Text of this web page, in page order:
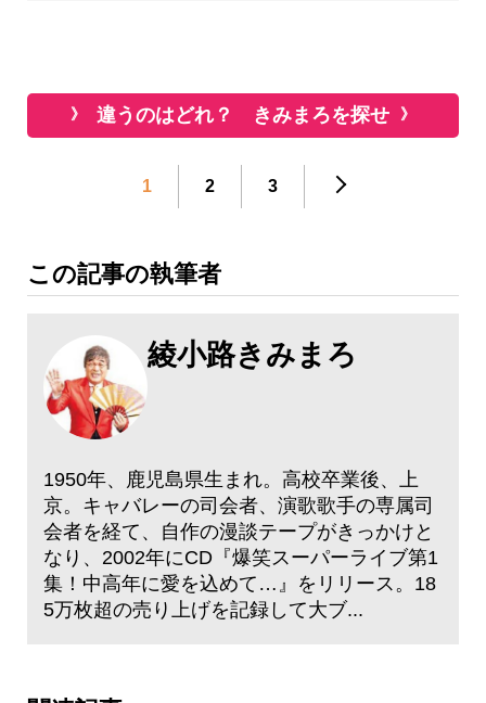
違うのはどれ？ きみまろを探せ
1 2 3
この記事の執筆者
綾小路きみまろ
1950年、鹿児島県生まれ。高校卒業後、上
京。キャバレーの司会者、演歌歌手の専属司
会者を経て、自作の漫談テープがきっかけと
なり、2002年にCD『爆笑スーパーライブ第1
集！中高年に愛を込めて…』をリリース。18
5万枚超の売り上げを記録して大ブ...